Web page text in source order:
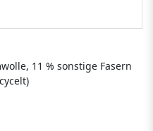
11 % sonstige Fasern